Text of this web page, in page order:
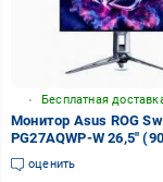
Бесплатная
Монитор Asus ROG
PG27AQWP-W 26,5"
B01971)
оценить